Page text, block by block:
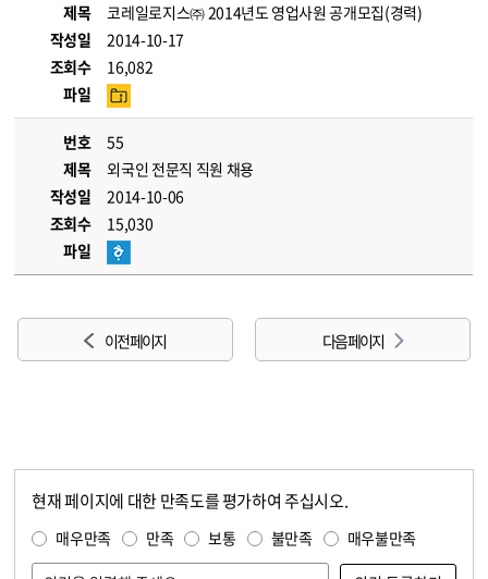
제목
코레일로지스㈜ 2014년도 영업사원 공개모집(경력)
작성일
2014-10-17
조회수
16,082
파일
번호
55
제목
외국인 전문직 직원 채용
작성일
2014-10-06
조회수
15,030
파일
이전 페이지 다음 페이지
현재 페이지에 대한 만족도를 평가하여 주십시오.
매우만족 만족 보통 불만족 매우불만족